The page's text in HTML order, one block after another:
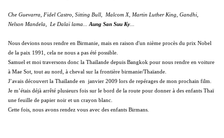
Che Guevarra, Fidel Castro, Sitting Bull, Malcom X, Martin Luther King, Gandhi,
Nelson Mandela, Le Dalaï lama... Aung San Suu Ky
Nous devions nous rendre en Birmanie, mais en raison d'un nième procès du prix Nobel
de la paix 1991, cela ne nous a pas été possible.
Samuel et moi traversons donc la Thaïlande depuis Bangkok pour nous rendre en voiture
à Mae Sot, tout au nord, à cheval sur la frontière birmanie/Thaïande.
J’avais découvert la Thaïlande en janvier 2009 lors de repérages de mon prochain film.
Je m’étais déjà arrêté plusieurs fois sur le bord de la route pour donner à des enfants Thaï
une feuille de papier noir et un crayon blanc.
Cette fois, nous avons rendez vous avec des enfants Birmans.